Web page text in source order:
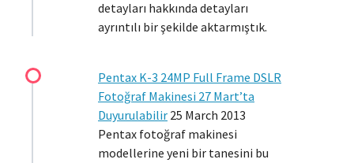
detayları hakkında detayları
ayrıntılı bir şekilde aktarmıştık.
Pentax K-3 24MP Full Frame DSLR
Fotoğraf Makinesi 27 Mart’ta
Duyurulabilir 25 March 2013
Pentax fotoğraf makinesi
modellerine yeni bir tanesini bu